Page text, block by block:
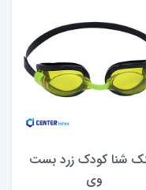
شنا کودک زرد بست
وی